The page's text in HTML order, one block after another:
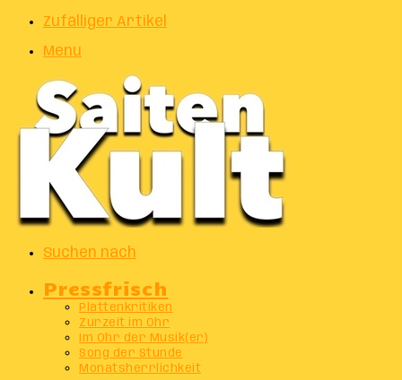
Zufälliger Artikel
Menu
Suchen nach
Pressfrisch
Plattenkritiken
Zurzeit im Ohr
Im Ohr der Musik(er)
Song der Stunde
Monatsherrlichkeit